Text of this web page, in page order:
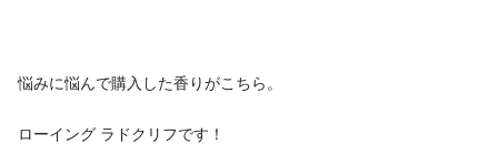
悩みに悩んで購入した香りがこちら。
ローイング ラドクリフです！